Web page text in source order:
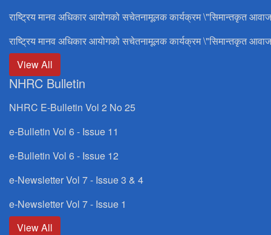
राष्ट्रिय मानव अधिकार आयोगको सचेतनामूलक कार्यक्रम \"सिमान्तकृत
राष्ट्रिय मानव अधिकार आयोगको सचेतनामूलक कार्यक्रम \"सिमान्तकृत
View All
NHRC Bulletin
NHRC E-Bulletin Vol 2 No 25
e-Bulletin Vol 6 - Issue 11
e-Bulletin Vol 6 - Issue 12
e-Newsletter Vol 7 - Issue 3 & 4
e-Newsletter Vol 7 - Issue 1
View All